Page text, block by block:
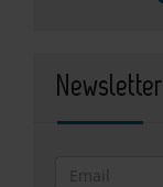
Newsletter